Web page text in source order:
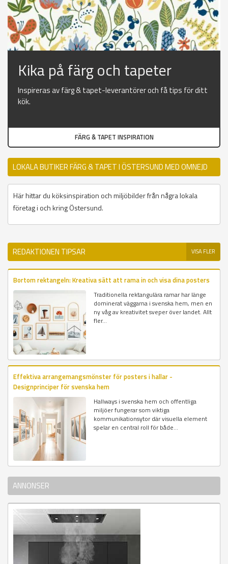
Kika på färg och tapeter
Inspireras av färg & tapet-leverantörer och få tips för ditt
kök.
FÄRG & TAPET INSPIRATION
LOKALA BUTIKER FÄRG & TAPET I ÖSTERSUND MED OMNEJD
Här hittar du köksinspiration och miljöbilder från några lokala
företag i och kring Östersund.
REDAKTIONEN TIPSAR VISA FLER
Bortom rektangeln: Kreativa sätt att rama in och visa dina posters
Traditionella rektangulära ramar har länge
dominerat väggarna i svenska hem, men en
ny våg av kreativitet sveper över landet. Allt
fler...
Effektiva arrangemangsmönster för posters i hallar -
Designprinciper för svenska hem
Hallways i svenska hem och offentliga
miljöer fungerar som viktiga
kommunikationsytor där visuella element
spelar en central roll för både...
ANNONSER